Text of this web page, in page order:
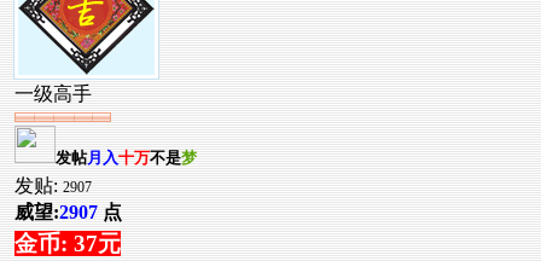
一级高手
发帖月入十万不是梦
发贴: 2907
威望:2907 点
金币: 37元